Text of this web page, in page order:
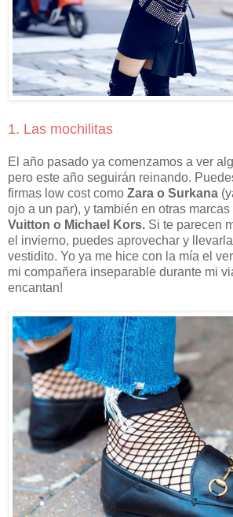
1. Las mochilitas
El año pasado ya comenzamos a ver
pero este año seguirán reinando.
firmas low cost como Zara o Surkana
ojo a un par), y también en otras marcas
Vuitton o Michael Kors. Si te parecen
el invierno, puedes aprovechar y
vestidito. Yo ya me hice con la mía el
mi compañera inseparable durante mi
encantan!